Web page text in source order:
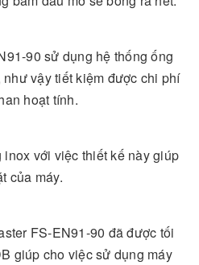
90 sử dụng hệ thống ống
vậy tiết kiệm được chi phí
hoạt tính.
với việc thiết kế này giúp
của máy.
FS-EN91-90 đã được tối
giúp cho việc sử dụng máy